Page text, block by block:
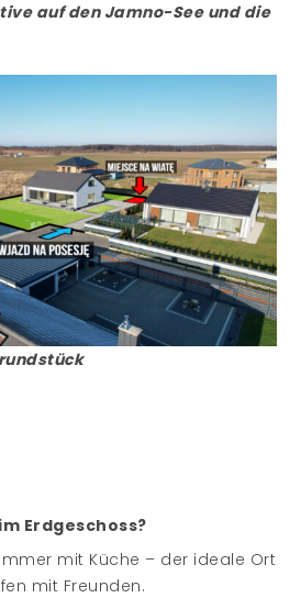
auf den Jamno-See und die
Erdgeschoss?
mit Küche – der ideale Ort
mit Freunden.